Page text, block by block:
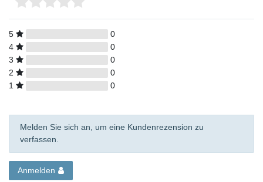
5
0
4
0
3
0
2
0
1
0
Melden Sie sich an, um eine Kundenrezension zu
verfassen.
Anmelden